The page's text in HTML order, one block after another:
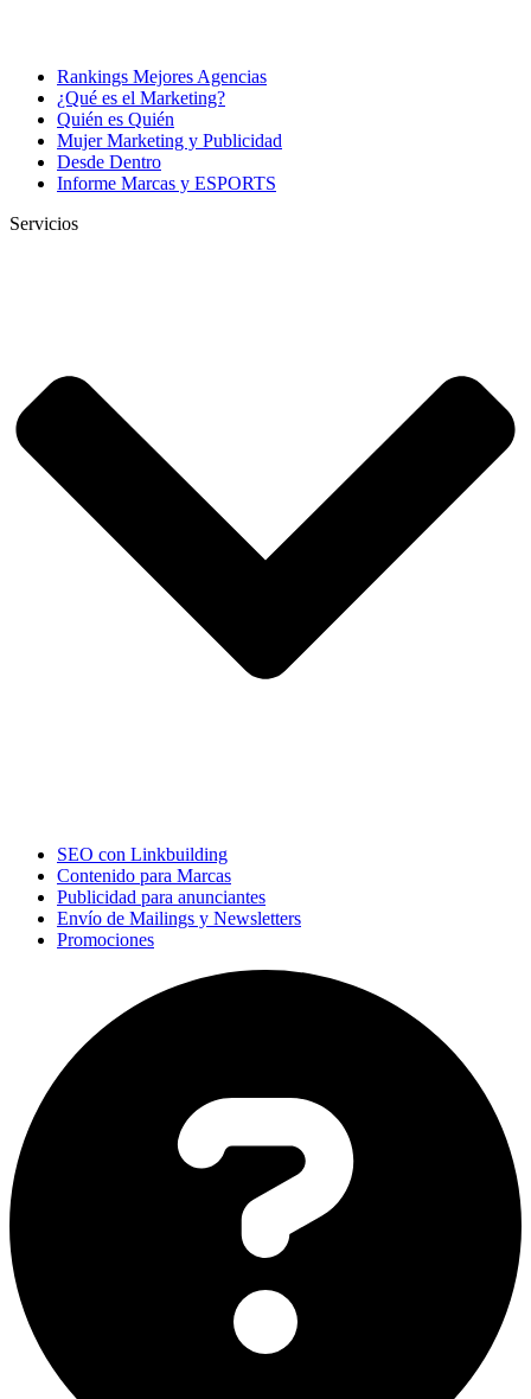
Rankings Mejores Agencias
¿Qué es el Marketing?
Quién es Quién
Mujer Marketing y Publicidad
Desde Dentro
Informe Marcas y ESPORTS
Servicios
SEO con Linkbuilding
Contenido para Marcas
Publicidad para anunciantes
Envío de Mailings y Newsletters
Promociones